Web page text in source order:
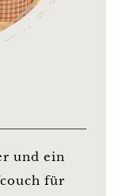
und ein
für